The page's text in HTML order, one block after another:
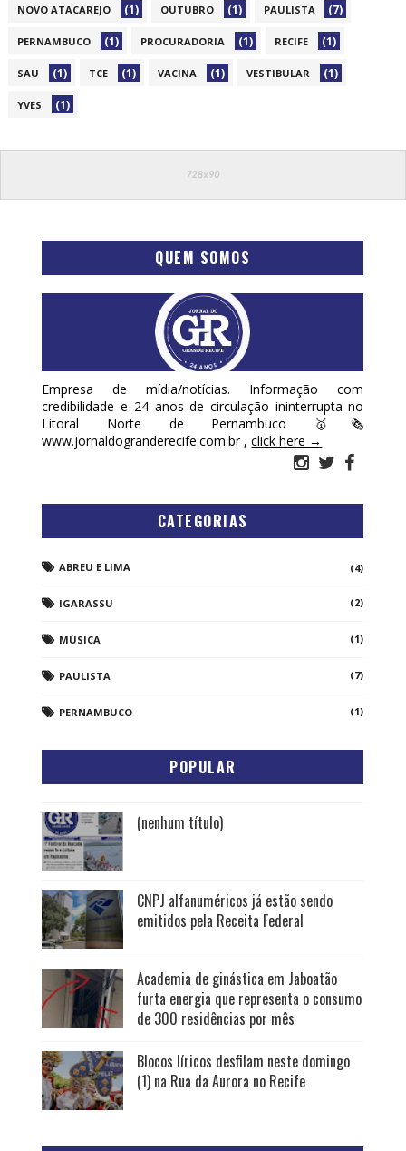
NOVO ATACAREJO (1) OUTUBRO (1) PAULISTA (7)
PERNAMBUCO (1) PROCURADORIA (1) RECIFE (1)
SAU (1) TCE (1) VACINA (1) VESTIBULAR (1)
YVES (1)
QUEM SOMOS
Empresa de mídia/notícias. Informação com
credibilidade e 24 anos de circulação ininterrupta no
Litoral Norte de Pernambuco 🥇🗞
www.jornaldogranderecife.com.br ,click here →
CATEGORIAS
ABREU E LIMA (4)
IGARASSU (2)
MÚSICA (1)
PAULISTA (7)
PERNAMBUCO (1)
POPULAR
(nenhum título)
CNPJ alfanuméricos já estão sendo
emitidos pela Receita Federal
Academia de ginástica em Jaboatão
furta energia que representa o consumo
de 300 residências por mês
Blocos líricos desfilam neste domingo
(1) na Rua da Aurora no Recife